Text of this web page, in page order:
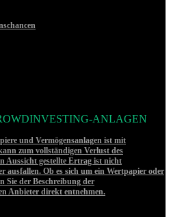
ANLAGEN
und Vermögensanlagen ist mit
zum vollständigen Verlust des
Aussicht gestellte Ertrag ist nicht
ausfallen. Ob es sich um ein Wertpapier oder
Sie der Beschreibung der
Anbieter direkt entnehmen.